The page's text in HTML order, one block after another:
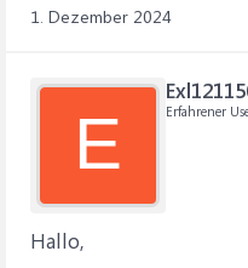
1. Dezember 2024
E Erfahrener
Hallo,